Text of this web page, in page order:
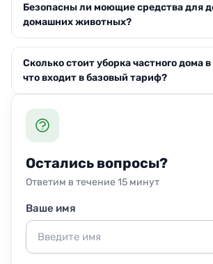
Остались вопросы?
Ответим в течение 15 минут
Ваше имя
оставить через ключ у консьержа или
Перед визитом уберите с пола хрупкие
Безопасны ли моющие средства для
домашних животных?
агрессивных отдушек. Для семей с
питомцами применяем мягкую химию
поверхностей.
Сколько стоит уборка частного дома в
что входит в базовый тариф?
Стоимость уборки частного дома — от
включает влажную уборку всех комнат,
кухни, вынос мусора. Дополнительно
мытьё окон, балконов или глажку.